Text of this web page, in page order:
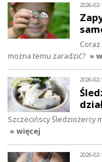
2026-
można temu zaradzić? »
2026-
Szczecińscy Śledziożercy
» więcej
2026-